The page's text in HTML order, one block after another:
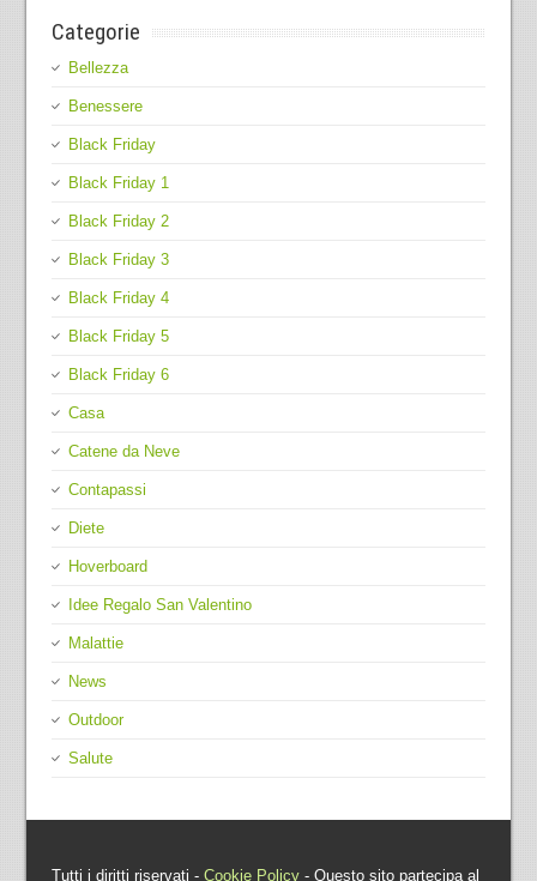
Categorie
Bellezza
Benessere
Black Friday
Black Friday 1
Black Friday 2
Black Friday 3
Black Friday 4
Black Friday 5
Black Friday 6
Casa
Catene da Neve
Contapassi
Diete
Hoverboard
Idee Regalo San Valentino
Malattie
News
Outdoor
Salute
Tutti i diritti riservati - Cookie Policy- Questo sito partecipa al